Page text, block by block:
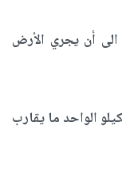
أن يجري الأرض
الواحد ما يقارب